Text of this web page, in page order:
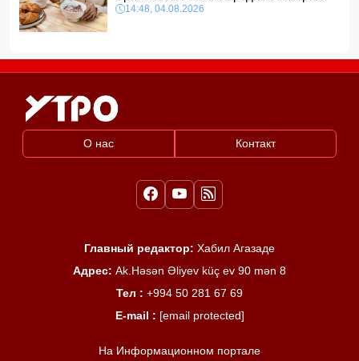
14:48, 04.08.2026
О нас Контакт
Главный редактор: Хабил Агазаде
Адрес: Ak.Həsən Əliyev küç ev 90 mən 8
Тел : +994 50 281 67 69
E-mail : [email protected]
На Информационном портале